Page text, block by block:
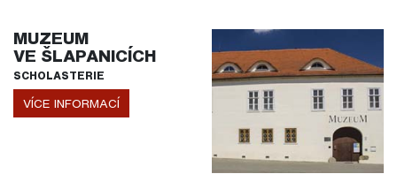
MUZEUM
VE ŠLAPANICÍCH
SCHOLASTERIE
VÍCE INFORMACÍ